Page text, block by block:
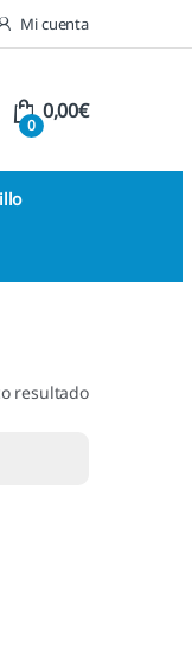
Mi cuenta
0
0,00€
resultado